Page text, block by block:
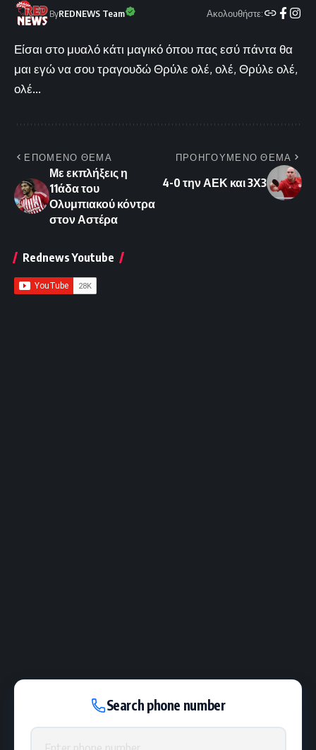
ByREDNEWS Team Ακολουθήστε:
Είσαι στο μυαλό κάτι μαγικό όπου πας εσύ πάντα θα
μαι εγώ να σου τραγουδώ Θρύλε ολέ, ολέ, Θρύλε ολέ,
ολέ...
ΕΠΟΜΕΝΟ ΘΕΜΑ
Με εκπλήξεις η
11άδα του
Ολυμπιακού κόντρα
στον Αστέρα
ΠΡΟΗΓΟΥΜΕΝΟ ΘΕΜΑ
4-0 την ΑΕΚ και 3Χ3
Rednews Youtube
Search phone number
Phone number